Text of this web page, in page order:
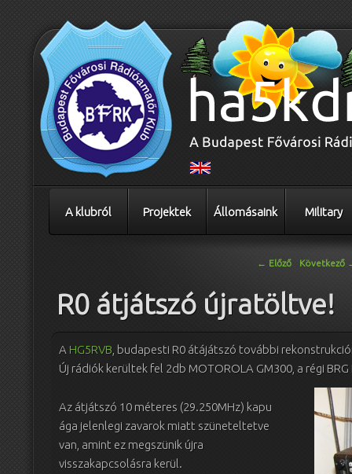
A klubról Projektek Állomásaink Military
← Előző Következő
R0 átjátszó újratöltve!
A HG5RVB , budapesti R0 átájátszó további
Új rádiók kerültek fel 2db MOTOROLA GM300, a régi
Az átjátszó 10 méteres (29.250MHz) kapu
ága jelenlegi zavarok miatt szüneteltetve
van, amint ez megszünik újra
visszakapcsolásra kerül.